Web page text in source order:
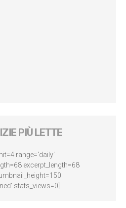
PIÙ LETTE
range='daily'
excerpt_length=68
stats_views=0]